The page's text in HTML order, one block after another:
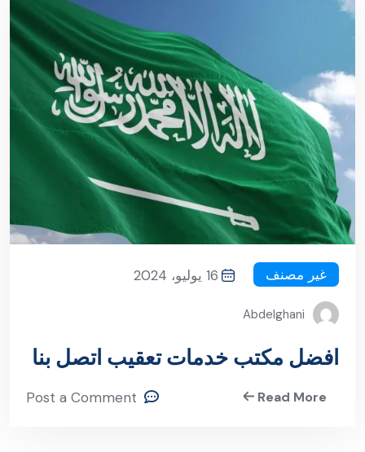
غير مصنف 16 يوليو، 2024
Abdelghani
افضل مكتب خدمات تعقيب اتصل بنا
Read More
Post a Comment